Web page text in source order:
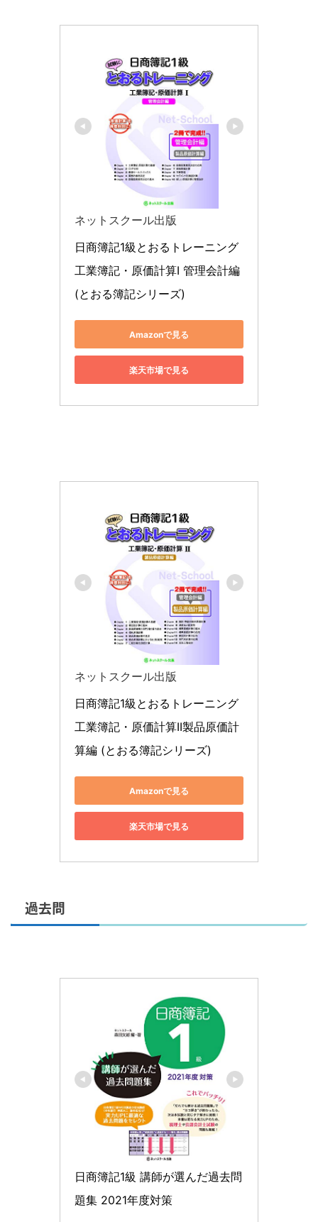
ネットスクール出版
日商簿記1級とおるトレーニング
工業簿記・原価計算I 管理会計編
(とおる簿記シリーズ)
Amazonで見る
楽天市場で見る
ネットスクール出版
日商簿記1級とおるトレーニング
工業簿記・原価計算II製品原価計
算編 (とおる簿記シリーズ)
Amazonで見る
楽天市場で見る
過去問
日商簿記1級 講師が選んだ過去問
題集 2021年度対策